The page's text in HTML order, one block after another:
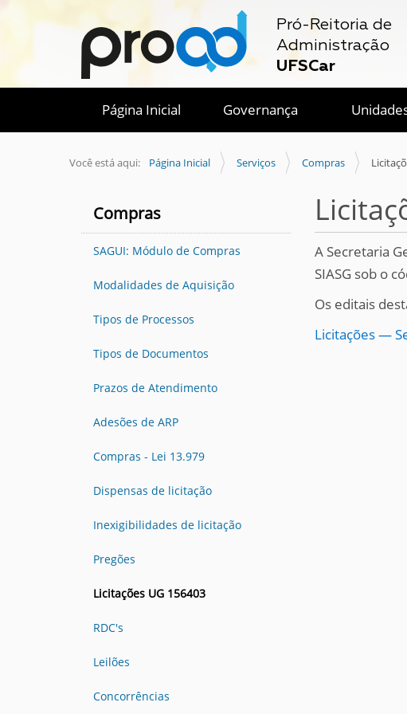
Pró-Reitoria de
Administração
UFSCar
Página Inicial Governança
Você está aqui: Página Inicial Serviços Compras
Compras
SAGUI: Módulo de Compras
Modalidades de Aquisição
Tipos de Processos
Tipos de Documentos
Prazos de Atendimento
Adesões de ARP
Compras - Lei 13.979
Dispensas de licitação
Inexigibilidades de licitação
Pregões
Licitações UG 156403
RDC's
Leilões
Concorrências
A Secretaria
SIASG sob o
Os editais
Licitações —